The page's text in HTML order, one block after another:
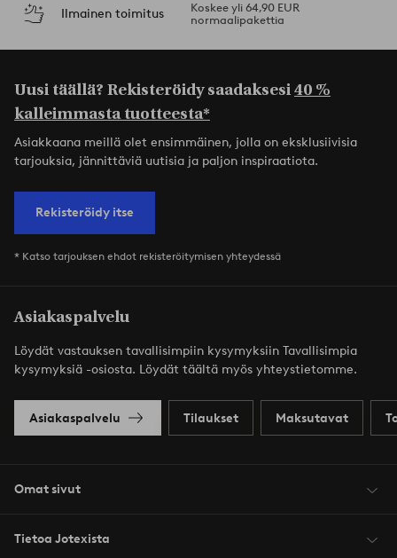
Ilmainen toimitus
Koskee yli 64,90 EUR
normaalipakettia
Uusi täällä? Rekisteröidy saadaksesi40 %
kalleimmasta tuotteesta*
Asiakkaana meillä olet ensimmäinen, jolla on eksklusiivisia
tarjouksia, jännittäviä uutisia ja paljon inspiraatiota.
Rekisteröidy itse
* Katso tarjouksen ehdot rekisteröitymisen yhteydessä
Asiakaspalvelu
Löydät vastauksen tavallisimpiin kysymyksiin Tavallisimpia
kysymyksiä -osiosta. Löydät täältä myös yhteystietomme.
Asiakaspalvelu Tilaukset Maksutavat
Omat sivut
Tietoa Jotexista